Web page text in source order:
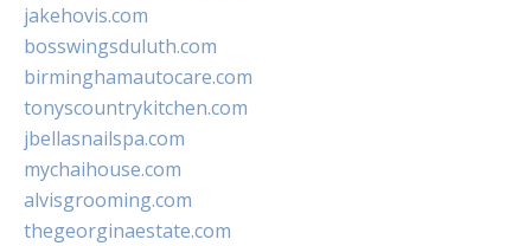
jakehovis.com
bosswingsduluth.com
birminghamautocare.com
tonyscountrykitchen.com
jbellasnailspa.com
mychaihouse.com
alvisgrooming.com
thegeorginaestate.com